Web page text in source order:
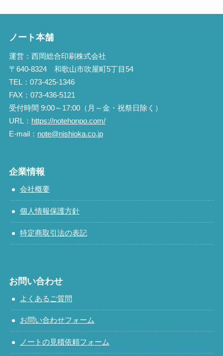
ノート本舗
運営：西岡総合印刷株式会社
〒640-8324 和歌山市吹屋町5丁目54
TEL：073-425-1346
FAX：073-436-5121
受付時間 9:00～17:00（月～金・祝祭日除く）
URL： https://notehonpo.com/
E-mail： note@nishioka.co.jp
企業情報
会社概要
個人情報保護方針
特定商取引法の表記
お問い合わせ
よくあるご質問
お問い合わせフォーム
ノートの見積依頼フォーム